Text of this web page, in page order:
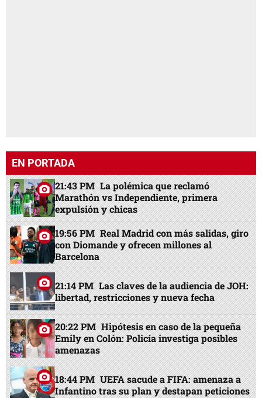
EN PORTADA
21:43 PM La polémica que reclamó
Marathón vs Independiente, primera
expulsión y chicas
19:56 PM Real Madrid con más salidas, giro
con Diomande y ofrecen millones al
Barcelona
21:14 PM Las claves de la audiencia de JOH:
libertad, restricciones y nueva fecha
20:22 PM Hipótesis en caso de la pequeña
Emily en Colón: Policía investiga posibles
amenazas
18:44 PM UEFA sacude a FIFA: amenaza a
Infantino tras su plan y destapan peticiones